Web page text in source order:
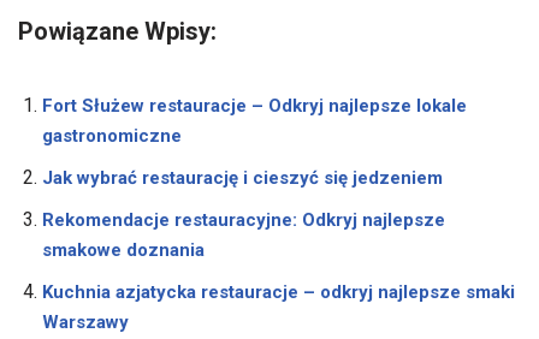
Powiązane Wpisy:
Fort Służew restauracje – Odkryj najlepsze lokale
gastronomiczne
Jak wybrać restaurację i cieszyć się jedzeniem
Rekomendacje restauracyjne: Odkryj najlepsze
smakowe doznania
Kuchnia azjatycka restauracje – odkryj najlepsze smaki
Warszawy